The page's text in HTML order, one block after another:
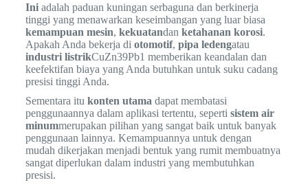
Iniadalah paduan kuningan serbaguna dan berkinerja
tinggi yang menawarkan keseimbangan yang luar biasa
kemampuan mesin, kekuatandan ketahanan korosi.
Apakah Anda bekerja di otomotif, pipa ledengatau
industri listrikCuZn39Pb1 memberikan keandalan dan
keefektifan biaya yang Anda butuhkan untuk suku cadang
presisi tinggi Anda.
Sementara itu konten utama dapat membatasi
penggunaannya dalam aplikasi tertentu, seperti sistem air
minummerupakan pilihan yang sangat baik untuk banyak
penggunaan lainnya. Kemampuannya untuk dengan
mudah dikerjakan menjadi bentuk yang rumit membuatnya
sangat diperlukan dalam industri yang membutuhkan
presisi.